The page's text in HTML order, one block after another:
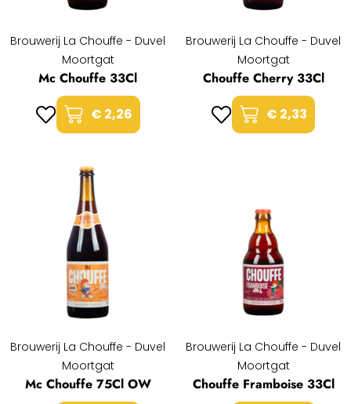
Brouwerij La Chouffe - Duvel
Moortgat
Mc Chouffe 33Cl
€ 2,26
Brouwerij La Chouffe - Duvel
Moortgat
Chouffe Cherry 33Cl
€ 2,33
Brouwerij La Chouffe - Duvel
Moortgat
Mc Chouffe 75Cl OW
Brouwerij La Chouffe - Duvel
Moortgat
Chouffe Framboise 33Cl